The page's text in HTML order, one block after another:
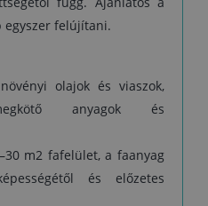
felújítani.
olajok és viaszok,
anyagok és
m2 fafelület, a faanyag
és előzetes